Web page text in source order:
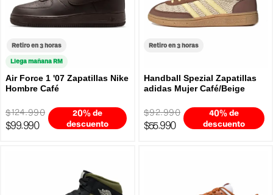
Retiro en 3 horas
Llega mañana RM
Air Force 1 '07 Zapatillas Nike
Hombre Café
$124.990
$99.990
20% de
descuento
Retiro en 3 horas
Handball Spezial Zapatillas
adidas Mujer Café/Beige
$92.990
$55.990
40% de
descuento